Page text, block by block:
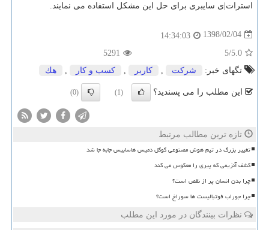
استرات|ی سایبری برای حل این مشكل استفاده می نمایند.
1398/02/04
14:34:03
5.0
/5
5291
تگهای خبر:
شركت كاربر كسب و كار هك
این مطلب را می پسندید؟ (1)
(0)
تازه ترین مطالب مرتبط
تغییر بزرگ در تیم هوش مصنوعی گوگل دمیس هاسابیس جابه جا شد
کشف آنزیمی که پیری را معکوس می کند
چرا بدن انسان پر از نقص است؟
چرا جوراب فوتبالیست ها سوراخ است؟
نظرات بینندگان در مورد این مطلب